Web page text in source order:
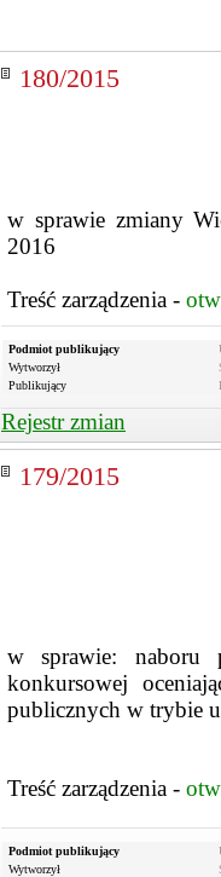
180/2015
w sprawie zmiany
2016
Treść zarządzenia -
Podmiot publikujący
Wytworzył
Publikujący
Rejestr zmian
179/2015
w sprawie: naboru
konkursowej
publicznych w trybie
Treść zarządzenia -
Podmiot publikujący
Wytworzył